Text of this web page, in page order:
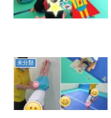
未分類